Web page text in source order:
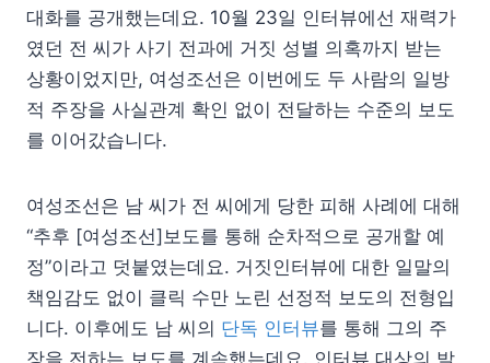
대화를 공개했는데요. 10월 23일 인터뷰에선 재력가
였던 전 씨가 사기 전과에 거짓 성별 의혹까지 받는
상황이었지만, 여성조선은 이번에도 두 사람의 일방
적 주장을 사실관계 확인 없이 전달하는 수준의 보도
를 이어갔습니다.
여성조선은 남 씨가 전 씨에게 당한 피해 사례에 대해
“추후 [여성조선]보도를 통해 순차적으로 공개할 예
정”이라고 덧붙였는데요. 거짓인터뷰에 대한 일말의
책임감도 없이 클릭 수만 노린 선정적 보도의 전형입
니다. 이후에도 남 씨의 단독 인터뷰를 통해 그의 주